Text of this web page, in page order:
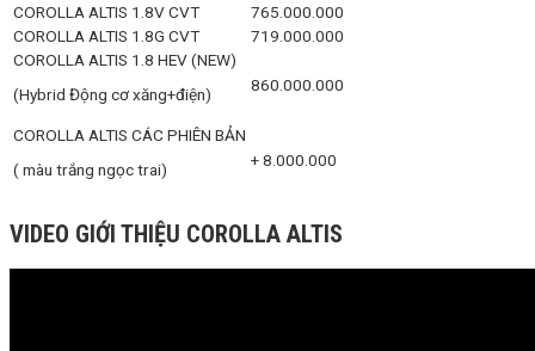
COROLLA ALTIS 1.8V CVT
765.000.000
COROLLA ALTIS 1.8G CVT
719.000.000
COROLLA ALTIS 1.8 HEV (NEW)
(Hybrid Động cơ xăng+điện)
860.000.000
COROLLA ALTIS CÁC PHIÊN BẢN
( màu trắng ngọc trai)
+ 8.000.000
VIDEO GIỚI THIỆU COROLLA ALTIS